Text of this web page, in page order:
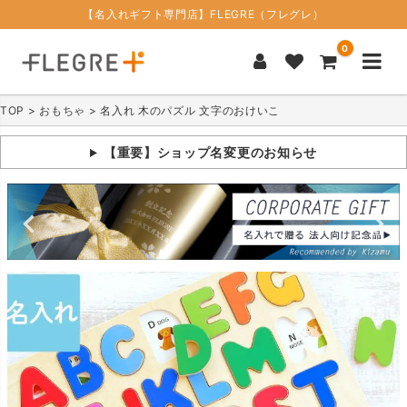
【名入れギフト専門店】FLEGRE（フレグレ）
0
TOP おもちゃ 名入れ 木のパズル 文字のおけいこ
【重要】ショップ名変更のお知らせ